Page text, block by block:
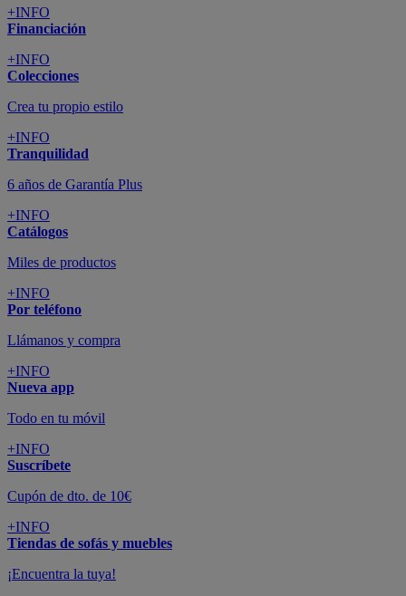
+INFO
Financiación
+INFO
Colecciones
Crea tu propio estilo
+INFO
Tranquilidad
6 años de Garantía Plus
+INFO
Catálogos
Miles de productos
+INFO
Por teléfono
Llámanos y compra
+INFO
Nueva app
Todo en tu móvil
+INFO
Suscríbete
Cupón de dto. de 10€
+INFO
Tiendas de sofás y muebles
¡Encuentra la tuya!